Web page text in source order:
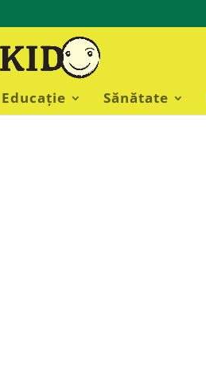
Educație Sănătate